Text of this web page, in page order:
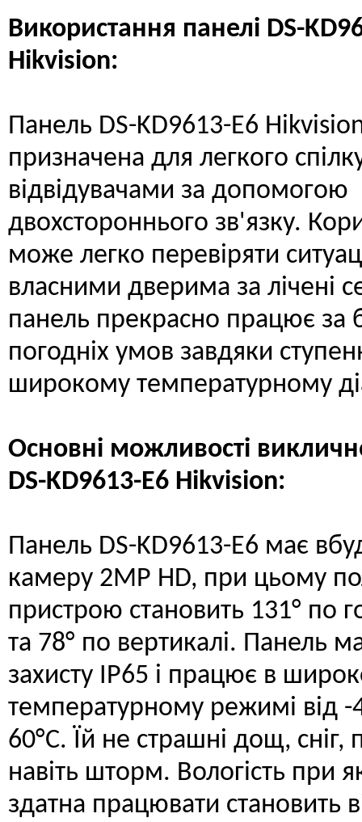
Використання панелі DS-
Hikvision:
Панель DS-KD9613-E6
призначена для легкого
відвідувачами за допомогою
двохстороннього зв'язку.
може легко перевіряти
власними дверима за лічені
панель прекрасно працює за
погодніх умов завдяки
широкому температурному
Основні можливості
DS-KD9613-E6 Hikvision:
Панель DS-KD9613-E6 має
камеру 2MP HD, при цьому
пристрою становить 131° по
та 78° по вертикалі. Панель
захисту IP65 і працює в
температурному режимі від -
60°C. Їй не страшні дощ, сніг,
навіть шторм. Вологість при
здатна працювати становить